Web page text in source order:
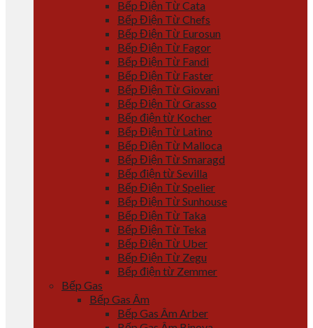
Bếp Điện Từ Cata
Bếp Điện Từ Chefs
Bếp Điện Từ Eurosun
Bếp Điện Từ Fagor
Bếp Điện Từ Fandi
Bếp Điện Từ Faster
Bếp Điện Từ Giovani
Bếp Điện Từ Grasso
Bếp điện từ Kocher
Bếp Điện Từ Latino
Bếp Điện Từ Malloca
Bếp Điện Từ Smaragd
Bếp điện từ Sevilla
Bếp Điện Từ Spelier
Bếp Điện Từ Sunhouse
Bếp Điện Từ Taka
Bếp Điện Từ Teka
Bếp Điện Từ Uber
Bếp Điện Từ Zegu
Bếp điện từ Zemmer
Bếp Gas
Bếp Gas Âm
Bếp Gas Âm Arber